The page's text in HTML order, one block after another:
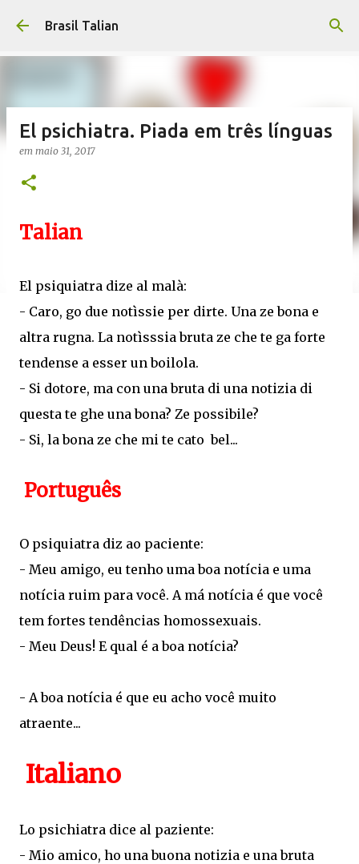
Pular para o conteúdo principal
Brasil Talian
El psichiatra. Piada em três línguas
em maio 31, 2017
Talian
El psiquiatra dize al malà:
- Caro, go due notìssie per dirte. Una ze bona e
altra rugna. La notìsssia bruta ze che te ga forte
tendense a esser un boilola.
- Si dotore, ma con una bruta di una notizia di
questa te ghe una bona? Ze possibile?
- Si, la bona ze che mi te cato bel...
Português
O psiquiatra diz ao paciente:
- Meu amigo, eu tenho uma boa notícia e uma
notícia ruim para você. A má notícia é que você
tem fortes tendências homossexuais.
- Meu Deus! E qual é a boa notícia?
- A boa notícia é que eu acho você muito
atraente...
Italiano
Lo psichiatra dice al paziente:
- Mio amico, ho una buona notizia e una bruta